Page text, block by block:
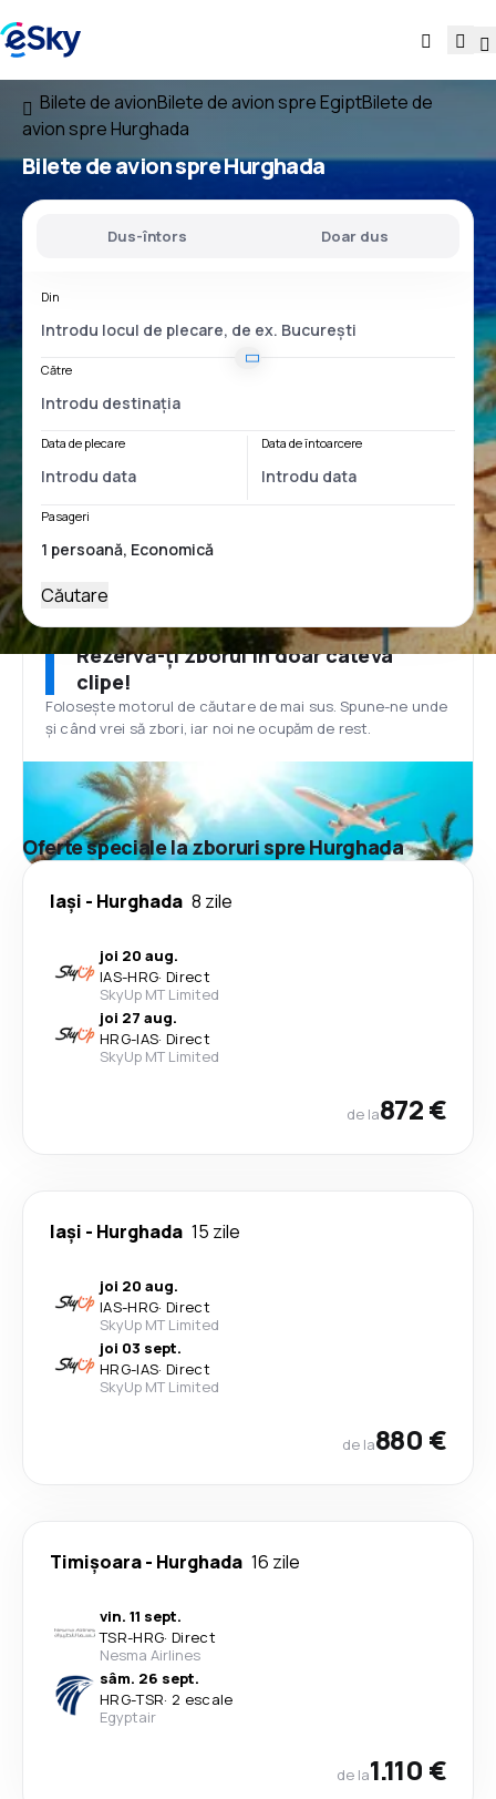
Bilete de avionBilete de avion spre EgiptBilete de
avion spre Hurghada
Bilete de avion spre Hurghada
Dus-întors Doar dus
Din
Către
Data de plecare Data de întoarcere
Pasageri
Căutare
Rezervă-ți zborul în doar câteva
clipe!
Folosește motorul de căutare de mai sus. Spune-ne unde
și când vrei să zbori, iar noi ne ocupăm de rest.
Oferte speciale la zboruri spre Hurghada
Iași - Hurghada 8 zile
joi 20 aug.
IAS-HRG· Direct
SkyUp MT Limited
joi 27 aug.
HRG-IAS· Direct
SkyUp MT Limited
de la872 €
Iași - Hurghada 15 zile
joi 20 aug.
IAS-HRG· Direct
SkyUp MT Limited
joi 03 sept.
HRG-IAS· Direct
SkyUp MT Limited
de la880 €
Timișoara- Hurghada 16 zile
vin. 11 sept.
TSR-HRG· Direct
Nesma Airlines
sâm. 26 sept.
HRG-TSR· 2 escale
Egyptair
de la1.110 €